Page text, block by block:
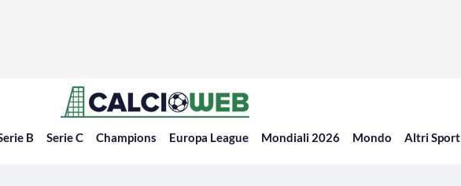
B Serie C Champions Europa League Mondiali 2026 Mondo Altri Sport